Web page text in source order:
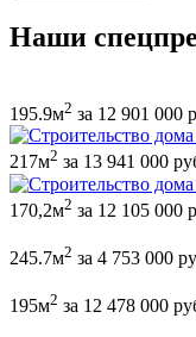
Наши
195.9м2 за 12 901 000
217м2 за 13 941 000
170,2м2 за 12 105 000
245.7м2 за 4 753 000
195м2 за 12 478 000